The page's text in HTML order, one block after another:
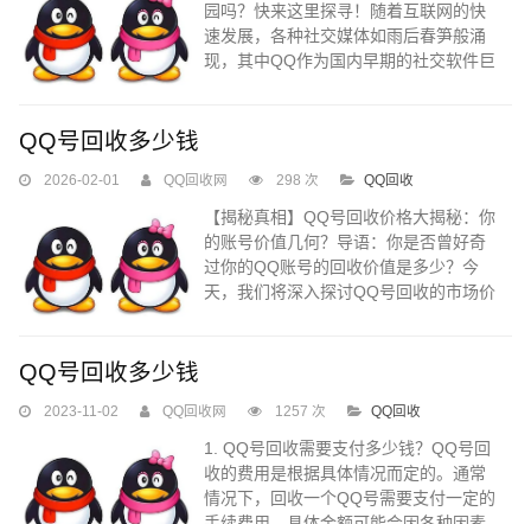
园吗？快来这里探寻！随着互联网的快
速发展，各种社交媒体如雨后春笋般涌
现，其中QQ作为国内早期的社交软件巨
解读QQ号的回收机制，带您了解QQ号
回收的全过程。...
QQ号回收多少钱
2026-02-01 QQ回收网 298 次 QQ回收
【揭秘真相】QQ号回收价格大揭秘：你
的账号价值几何？导语：你是否曾好奇
过你的QQ账号的回收价值是多少？今
天，我们将深入探讨QQ号回收的市场价
QQ号回收多少钱
2023-11-02 QQ回收网 1257 次 QQ回收
1. QQ号回收需要支付多少钱？QQ号回
收的费用是根据具体情况而定的。通常
情况下，回收一个QQ号需要支付一定的